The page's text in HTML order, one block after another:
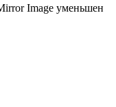
Image уменьшен